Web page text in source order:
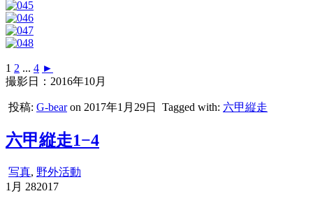
1 2 ... 4 ►
撮影日：2016年10月
投稿: G-bearon 2017年1月29日 Tagged with: 六甲縦走
六甲縦走1−4
写真, 野外活動
1月 282017